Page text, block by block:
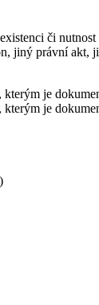
či nutnost
jiný právní akt,
je
je